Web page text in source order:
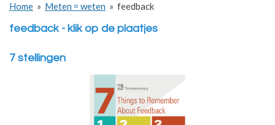
Home » Meten = weten » feedback
feedback - klik op de plaatjes
7 stellingen